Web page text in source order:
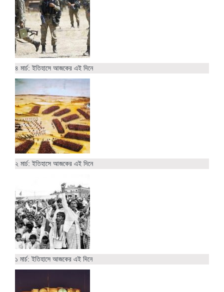
৪ মার্চ: ইতিহাসে আজকের এই দিনে
২ মার্চ: ইতিহাসে আজকের এই দিনে
১ মার্চ: ইতিহাসে আজকের এই দিনে